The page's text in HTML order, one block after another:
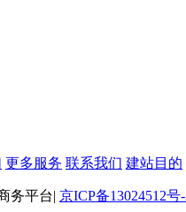
更多服务 联系我们 建站目的
务平台| 京ICP备13024512号